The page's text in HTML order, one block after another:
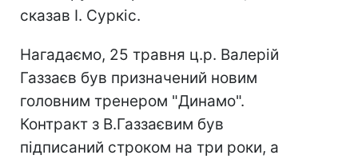
сказав І. Суркіс.
Нагадаємо, 25 травня ц.р. Валерій
Газзаєв був призначений новим
головним тренером "Динамо".
Контракт з В.Газзаєвим був
підписаний строком на три роки, а